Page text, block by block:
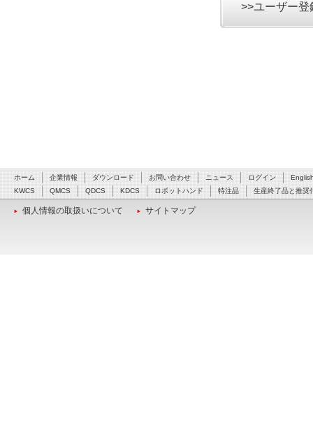
>>ユーザー
ホーム 企業情報 ダウンロード お問い合わせ ニュース ログイン
KWCS
QMCS QDCS KDCS ロボットハンド 特注品 生産終了品と推奨
個人情報の取扱いについて サイトマップ